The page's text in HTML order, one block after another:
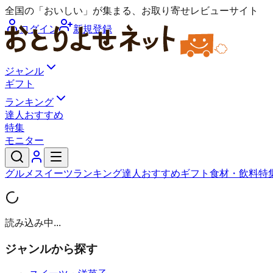
全国の「おいしい」が集まる、お取り寄せレビューサイト
ログイン
新規登録
ジャンル
ギフト
ランキング
達人おすすめ
特集
モニター
グルメ スイーツランキング達人おすすめギフト 食材・飲料特
読み込み中...
ジャンルから探す